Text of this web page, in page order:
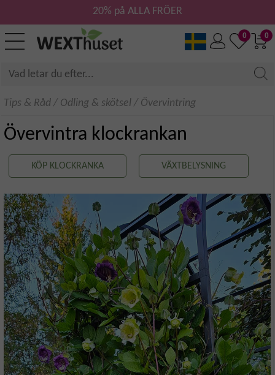
0
0
20% på ALLA FRÖER
Tips & Råd / Odling & skötsel / Övervintring
Övervintra klockrankan
KÖP KLOCKRANKA VÄXTBELYSNING